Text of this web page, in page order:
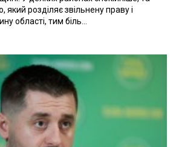
розділяє звільнену праву і
області, тим біль...